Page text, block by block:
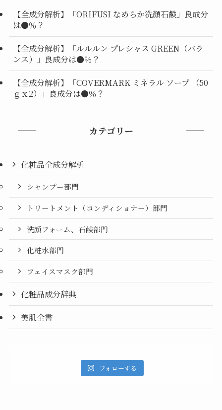
【全成分解析】「ORIFUSI なめらか洗顔石鹸」良成分
は●％？
【全成分解析】「ルルルン プレシャス GREEN（バラ
ンス）」良成分は●％？
【全成分解析】「COVERMARK ミネラル ソープ （50
ｇｘ2）」良成分は●％？
カテゴリー
化粧品全成分解析
シャンプー部門
トリートメント（コンディショナー）部門
洗顔フォーム、石鹸部門
化粧水部門
フェイスマスク部門
化粧品成分辞典
美肌全書
フォローする